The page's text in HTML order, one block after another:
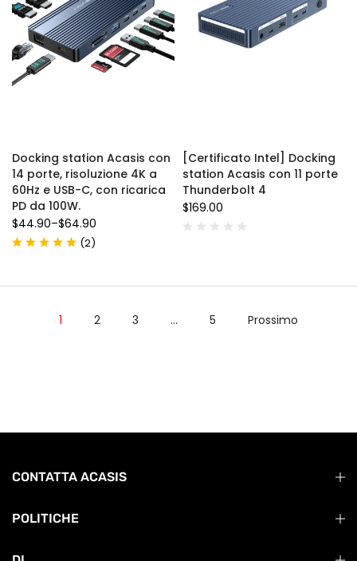
Docking station Acasis con
14 porte, risoluzione 4K a
60Hz e USB-C, con ricarica
PD da 100W.
$44.90–$64.90
(2)
[Certificato Intel] Docking
station Acasis con 11 porte
Thunderbolt 4
$169.00
1 2 3 … 5 Prossimo
CONTATTA ACASIS
POLITICHE